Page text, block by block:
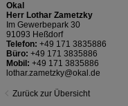
Okal
Herr Lothar Zametzky
Im Gewerbepark 30
91093 Heßdorf
Telefon: +49 171 3835886
Büro: +49 171 3835886
Mobil: +49 171 3835886
lothar.zametzky@okal.de
Zurück zur Übersicht